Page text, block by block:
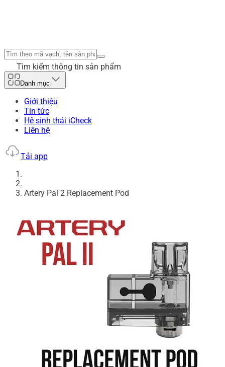
Tìm kiếm thông tin sản phẩm
Danh mục
Giới thiệu
Tin tức
Hệ sinh thái iCheck
Liên hệ
Tải app
Artery Pal 2 Replacement Pod